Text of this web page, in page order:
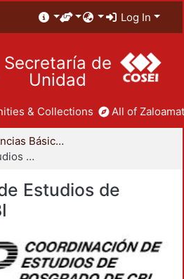
Log In
Secretaría de
Unidad
& Collections All of
División de Ciencias Básicas e Ingeniería
Coordinación de Estudios de Posgrado - CBI
Estudios de